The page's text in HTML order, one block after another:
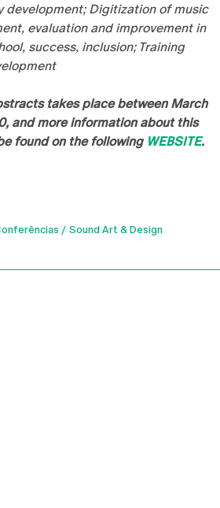
development; Digitization of music
evaluation and improvement in
success, inclusion; Training
takes place between March
and more information about this
found on the following WEBSITE.
Sound Art & Design